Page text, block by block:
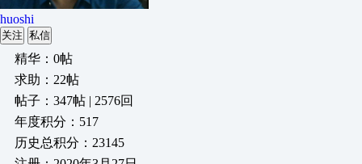
huoshi
关注 私信
精华：0帖
求助：22帖
帖子：347帖 | 2576回
年度积分：517
历史总积分：23145